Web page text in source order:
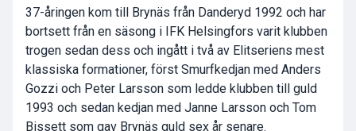
37-åringen kom till Brynäs från Danderyd 1992 och har
bortsett från en säsong i IFK Helsingfors varit klubben
trogen sedan dess och ingått i två av Elitseriens mest
klassiska formationer, först Smurfkedjan med Anders
Gozzi och Peter Larsson som ledde klubben till guld
1993 och sedan kedjan med Janne Larsson och Tom
Bissett som gav Brynäs guld sex år senare.